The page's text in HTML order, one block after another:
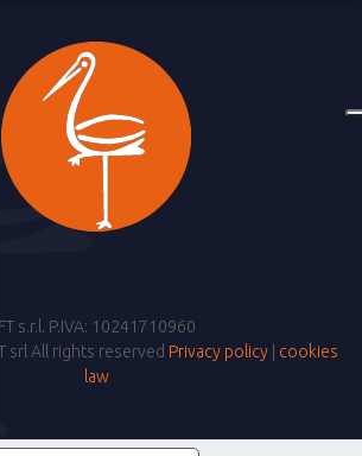
FT s.r.l. P.IVA: 10241710960
srl All rights reserved Privacy policy| cookies
law